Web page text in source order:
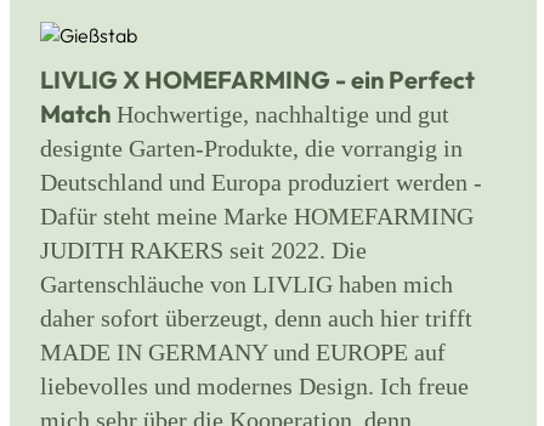
LIVLIG X HOMEFARMING - ein Perfect
Match Hochwertige, nachhaltige und gut
designte Garten-Produkte, die vorrangig in
Deutschland und Europa produziert werden -
Dafür steht meine Marke HOMEFARMING
JUDITH RAKERS seit 2022. Die
Gartenschläuche von LIVLIG haben mich
daher sofort überzeugt, denn auch hier trifft
MADE IN GERMANY und EUROPE auf
liebevolles und modernes Design. Ich freue
mich sehr über die Kooperation, denn